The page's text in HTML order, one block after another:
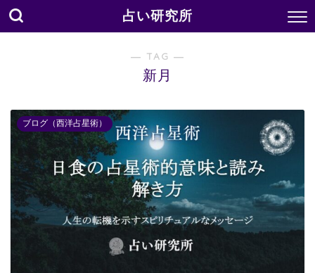
占い研究所
― TAG ―
新月
ブログ（西洋占星術）